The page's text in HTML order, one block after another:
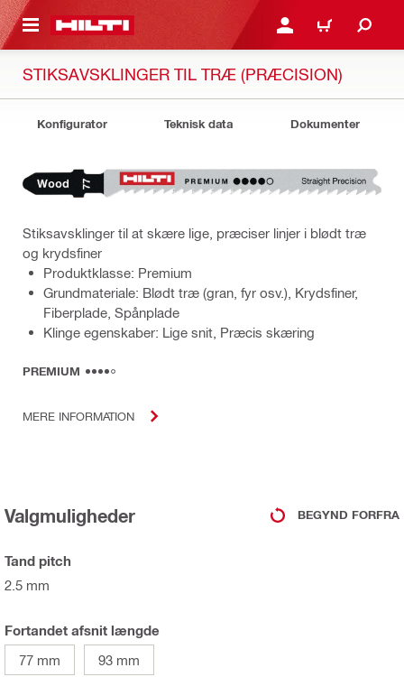
HOVEDINDHOLD LOG IND ELLER
INDKØBSKURV
STIKSAVSKLINGER TIL TRÆ (PRÆCISION)
Konfigurator Teknisk data Dokumenter
Stiksavsklinger til at skære lige, præciser linjer i blødt træ
og krydsfiner
Produktklasse: Premium
Grundmateriale: Blødt træ (gran, fyr osv.), Krydsfiner,
Fiberplade, Spånplade
Klinge egenskaber: Lige snit, Præcis skæring
PREMIUM
MERE INFORMATION
Valgmuligheder BEGYND FORFRA
Tand pitch
2.5 mm
Fortandet afsnit længde
77 mm
93 mm